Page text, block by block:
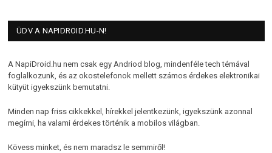
ÜDV A NAPIDROID.HU-N!
A NapiDroid.hu nem csak egy Andriod blog, mindenféle tech témával
foglalkozunk, és az okostelefonok mellett számos érdekes elektronikai
kütyüt igyekszünk bemutatni.
Minden nap friss cikkekkel, hírekkel jelentkezünk, igyekszünk azonnal
megírni, ha valami érdekes történik a mobilos világban.
Kövess minket, és nem maradsz le semmiről!